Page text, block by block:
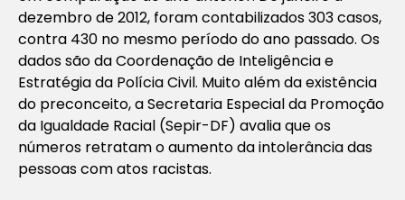
dezembro de 2012, foram contabilizados 303 casos,
contra 430 no mesmo período do ano passado. Os
dados são da Coordenação de Inteligência e
Estratégia da Polícia Civil. Muito além da existência
do preconceito, a Secretaria Especial da Promoção
da Igualdade Racial (Sepir-DF) avalia que os
números retratam o aumento da intolerância das
pessoas com atos racistas.